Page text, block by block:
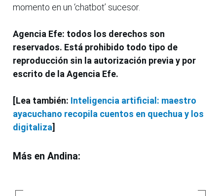
momento en un ‘chatbot’ sucesor.
Agencia Efe: todos los derechos son
reservados. Está prohibido todo tipo de
reproducción sin la autorización previa y por
escrito de la Agencia Efe.
[Lea también: Inteligencia artificial: maestro
ayacuchano recopila cuentos en quechua y los
digitaliza]
Más en Andina: